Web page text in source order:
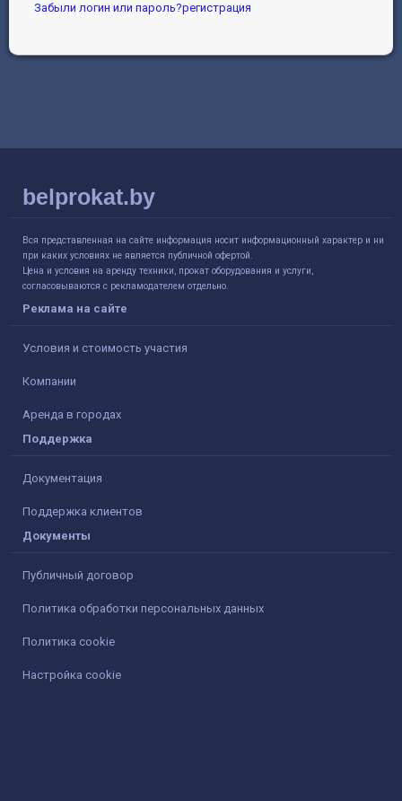
Забыли логин или пароль?регистрация
belprokat.by
Вся представленная на сайте информация носит информационный характер и ни
при каких условиях не является публичной офертой.
Цена и условия на аренду техники, прокат оборудования и услуги,
согласовываются с рекламодателем отдельно.
Реклама на сайте
Условия и стоимость участия
Компании
Аренда в городах
Поддержка
Документация
Поддержка клиентов
Документы
Публичный договор
Политика обработки персональных данных
Политика cookie
Настройка cookie